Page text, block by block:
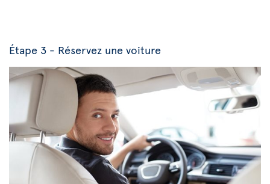
Étape 3 - Réservez une voiture